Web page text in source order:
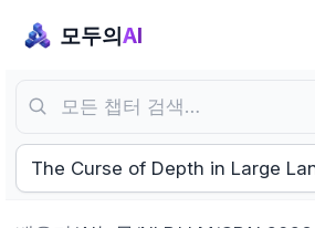
모두의AI
모든 챕터 검색…
The Curse of Depth in Large